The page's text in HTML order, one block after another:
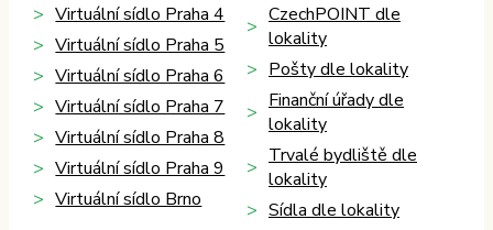
Virtuální sídlo Praha 4
Virtuální sídlo Praha 5
Virtuální sídlo Praha 6
Virtuální sídlo Praha 7
Virtuální sídlo Praha 8
Virtuální sídlo Praha 9
Virtuální sídlo Brno
CzechPOINT dle
lokality
Pošty dle lokality
Finanční úřady dle
lokality
Trvalé bydliště dle
lokality
Sídla dle lokality